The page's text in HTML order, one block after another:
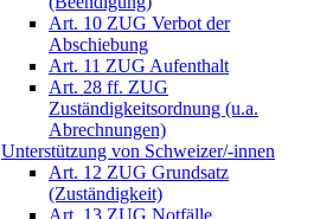
Art. 10 ZUG Verbot der
Abschiebung
Art. 11 ZUG Aufenthalt
Art. 28 ff. ZUG
Zuständigkeitsordnung (u.a.
Abrechnungen)
Unterstützung von Schweizer/-innen
Art. 12 ZUG Grundsatz
(Zuständigkeit)
Art. 13 ZUG Notfälle